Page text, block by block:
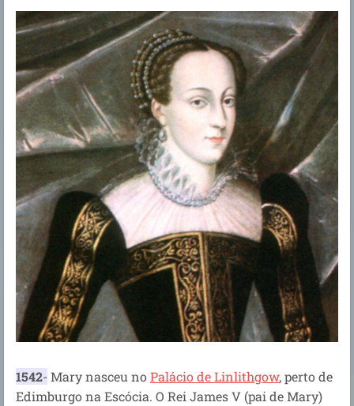
1542- Mary nasceu noPalácio de Linlithgow, perto de
Edimburgo na Escócia. O Rei James V (pai de Mary)